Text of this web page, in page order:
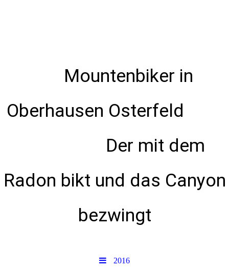
Mountenbiker in
Oberhausen Osterfeld
Der mit dem
Radon bikt und das Canyon
bezwingt
2016